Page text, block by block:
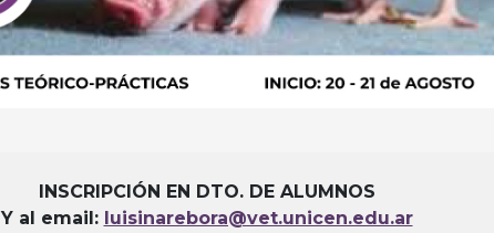
INSCRIPCIÓN EN DTO. DE ALUMNOS
Y al email: luisinarebora@vet.unicen.edu.ar